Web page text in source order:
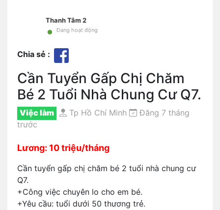
Thanh Tâm 2
• Đang hoạt động
Chia sẻ :
Cần Tuyển Gấp Chị Chăm
Bé 2 Tuổi Nhà Chung Cư Q7.
Việc làm Tp Hồ Chí Minh
Đăng 7 tháng
trước
Lương: 10 triệu/tháng
Cần tuyển gấp chị chăm bé 2 tuổi nhà chung cư
Q7.
+Công việc chuyên lo cho em bé.
+Yêu cầu: tuổi dưới 50 thương trẻ.